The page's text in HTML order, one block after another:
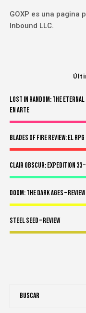
GOXP es una pagina
Inbound LLC.
Lost in Random: The Eternal
en Arte
Blades of Fire Review: El
Clair Obscur: Expedition 33 –
Doom: The Dark Ages – Review
Steel Seed – Review